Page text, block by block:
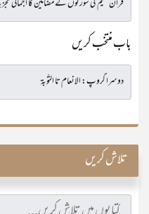
باب منتخب کریں
تلاش کریں